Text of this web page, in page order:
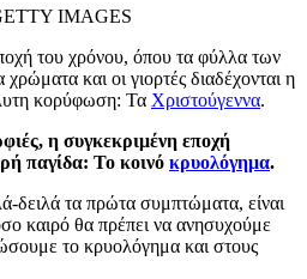
IMAGES
του χρόνου, όπου τα φύλλα των
και οι γιορτές διαδέχονται η
κορύφωση: Τα Χριστούγεννα.
η συγκεκριμένη εποχή
παγίδα: Το κοινό κρυολόγημα.
δειλά τα πρώτα συμπτώματα, είναι
καιρό θα πρέπει να ανησυχούμε
το κρυολόγημα και στους